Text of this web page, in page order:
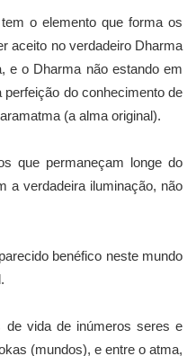
o elemento que forma os
aceito no verdadeiro Dharma
e o Dharma não estando em
do conhecimento de
(a alma original).
que permaneçam longe do
a verdadeira iluminação, não
benéfico neste mundo
vida de inúmeros seres e
(mundos), e entre o atma,